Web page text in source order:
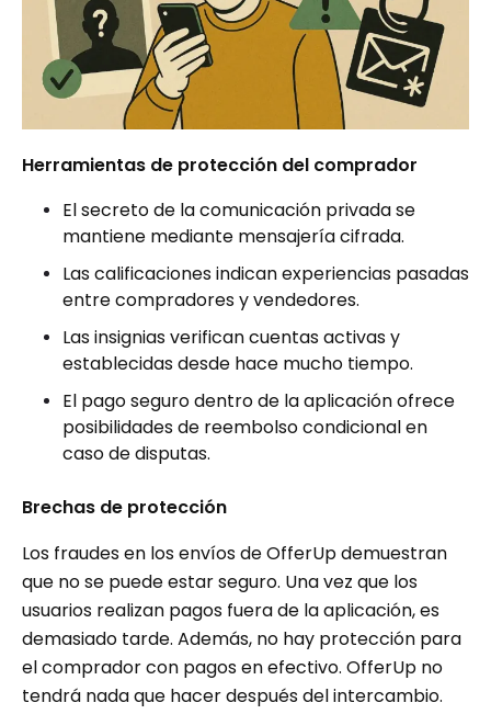
Herramientas de protección del comprador
El secreto de la comunicación privada se
mantiene mediante mensajería cifrada.
Las calificaciones indican experiencias pasadas
entre compradores y vendedores.
Las insignias verifican cuentas activas y
establecidas desde hace mucho tiempo.
El pago seguro dentro de la aplicación ofrece
posibilidades de reembolso condicional en
caso de disputas.
Brechas de protección
Los fraudes en los envíos de OfferUp demuestran
que no se puede estar seguro. Una vez que los
usuarios realizan pagos fuera de la aplicación, es
demasiado tarde. Además, no hay protección para
el comprador con pagos en efectivo. OfferUp no
tendrá nada que hacer después del intercambio.